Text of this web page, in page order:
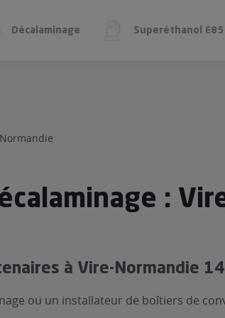
Décalaminage Superéthanol E85
E85
du carburant
E85
:
à Vire-Normandie
ou un installateur de boîtiers de